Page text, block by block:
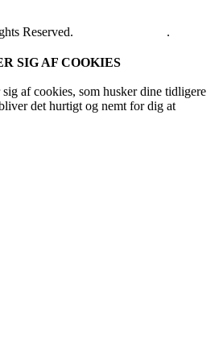
Reserved. .
SIG AF COOKIES
af cookies, som husker dine tidligere
det hurtigt og nemt for dig at